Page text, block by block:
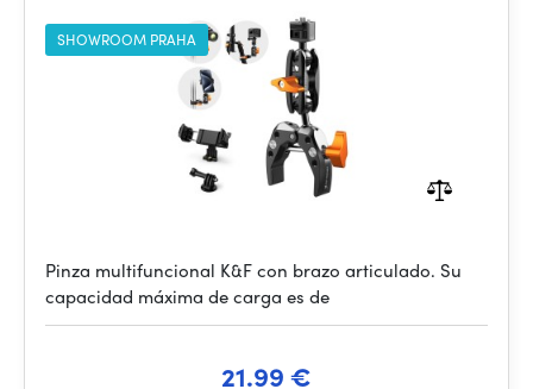
SHOWROOM PRAHA
Pinza multifuncional K&F con brazo articulado. Su
capacidad máxima de carga es de
21.99 €